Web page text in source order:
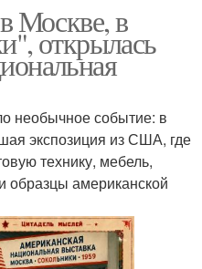
Москве, в
открылась
необычное событие: в
экспозиция из США, где
технику, мебель,
образцы американской